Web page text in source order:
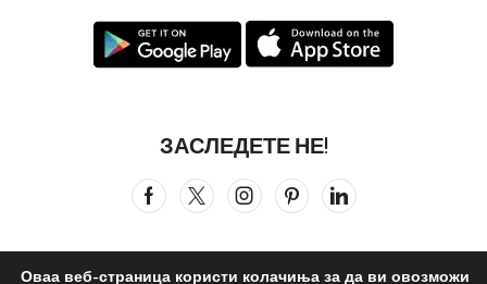
ЗАСЛЕДЕТЕ НЕ!
Оваа веб-страница користи колачиња за да ви овозможи